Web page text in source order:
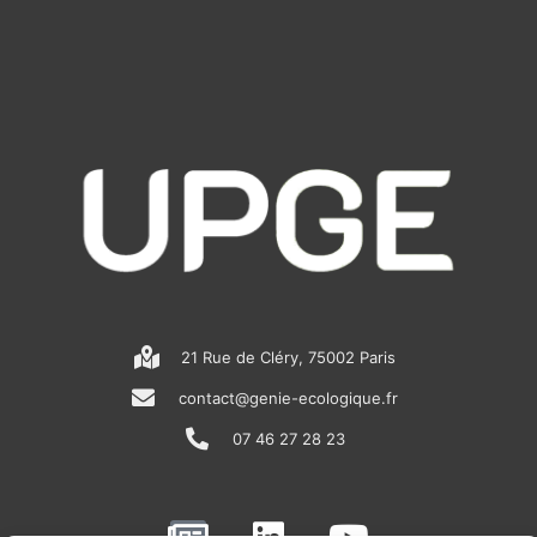
21 Rue de Cléry, 75002 Paris
contact@genie-ecologique.fr
07 46 27 28 23
N
L
Y